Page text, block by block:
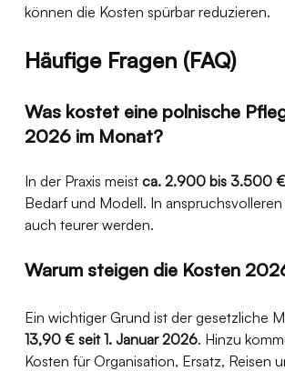
können die Kosten spürbar reduzieren.
Häufige Fragen (FAQ)
Was kostet eine polnische
2026 im Monat?
In der Praxis meist ca. 2.900 bis 3.500 €
Bedarf und Modell. In anspruchsvolleren
auch teurer werden.
Warum steigen die Kosten
Ein wichtiger Grund ist der gesetzliche
13,90 € seit 1. Januar 2026. Hinzu
Kosten für Organisation, Ersatz, Reisen